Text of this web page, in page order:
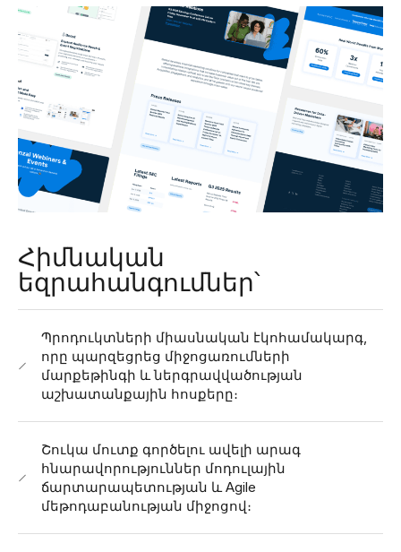
Հիմնական
եզրահանգումներ՝
Պրոդուկտների միասնական էկոհամակարգ,
որը պարզեցրեց միջոցառումների
մարքեթինգի և ներգրավվածության
աշխատանքային հոսքերը։
Շուկա մուտք գործելու ավելի արագ
հնարավորություններ մոդուլային
ճարտարապետության և Agile
մեթոդաբանության միջոցով։